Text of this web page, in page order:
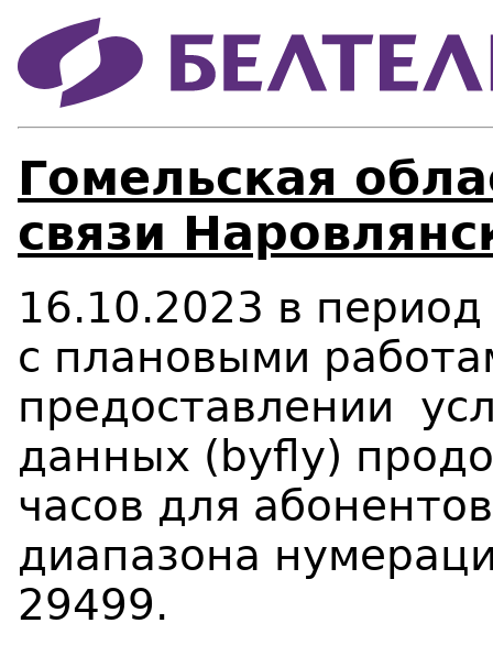
Гомельская
связи
16.10.2023 в
с плановыми
предоставлении
данных (byfly)
часов для
диапазона
29499.